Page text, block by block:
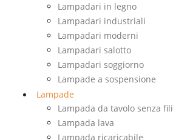
Lampadari in legno
Lampadari industriali
Lampadari moderni
Lampadari salotto
Lampadari soggiorno
Lampade a sospensione
Lampade
Lampada da tavolo senza fili
Lampada lava
Lampada ricaricabile